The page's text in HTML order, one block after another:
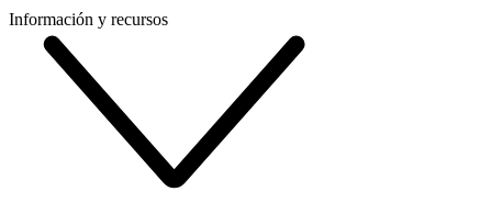
Información y recursos